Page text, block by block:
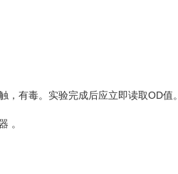
有毒。实验完成后应立即读取OD值。
。